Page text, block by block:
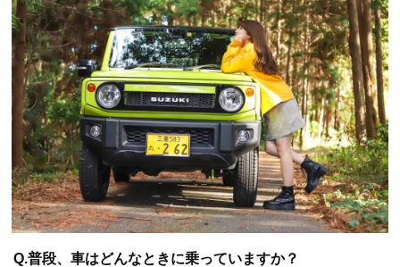
Q.普段、車はどんなときに乗っていますか？